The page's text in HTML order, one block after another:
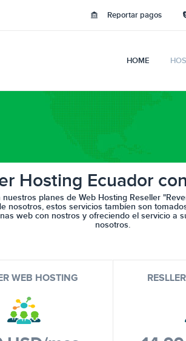
Reportar pagos
HOME
Hosting Ecuador
planes de Web Hosting Reseller
nosotros, estos servicios tambíen son
web con nostros y ofreciendo el servicio a
nosotros.
WEB HOSTING